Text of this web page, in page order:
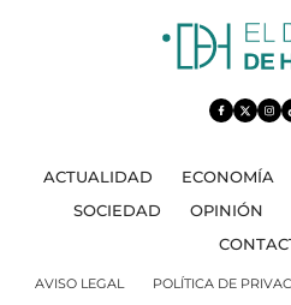
ACTUALIDAD ECONOMÍA
SOCIEDAD
OPINIÓN
AVISO LEGAL POLÍTICA DE